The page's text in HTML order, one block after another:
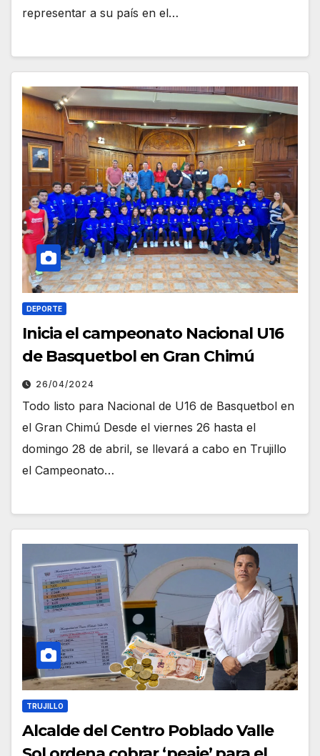
representar a su país en el…
DEPORTE
Inicia el campeonato Nacional U16
de Basquetbol en Gran Chimú
26/04/2024
Todo listo para Nacional de U16 de Basquetbol en
el Gran Chimú Desde el viernes 26 hasta el
domingo 28 de abril, se llevará a cabo en Trujillo
el Campeonato…
TRUJILLO
Alcalde del Centro Poblado Valle